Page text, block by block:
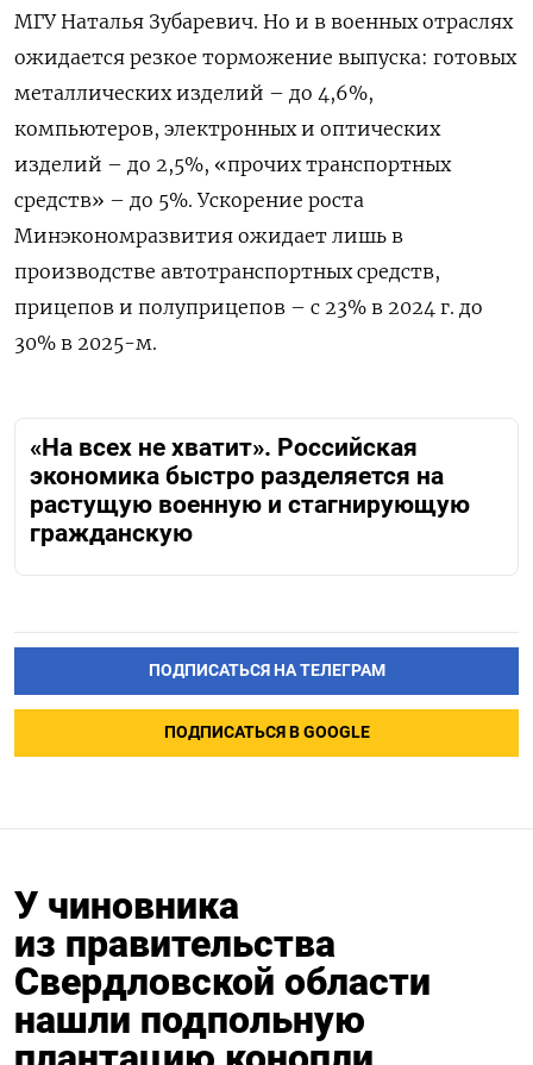
МГУ Наталья Зубаревич. Но и в военных отраслях
ожидается резкое торможение выпуска: готовых
металлических изделий – до 4,6%,
компьютеров, электронных и оптических
изделий – до 2,5%, «прочих транспортных
средств» – до 5%. Ускорение роста
Минэкономразвития ожидает лишь в
производстве автотранспортных средств,
прицепов и полуприцепов – с 23% в 2024 г. до
30% в 2025-м.
«На всех не хватит». Российская
экономика быстро разделяется на
растущую военную и стагнирующую
гражданскую
ПОДПИСАТЬСЯ НА ТЕЛЕГРАМ
ПОДПИСАТЬСЯ В GOOGLE
У чиновника
из правительства
Свердловской области
нашли подпольную